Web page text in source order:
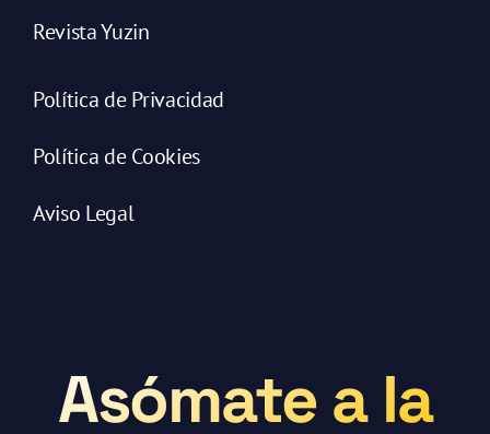
Revista Yuzin
Política de Privacidad
Política de Cookies
Aviso Legal
Asómate a la